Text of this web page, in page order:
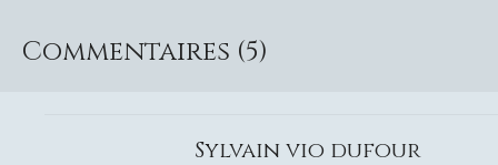
Commentaires (5)
Sylvain vio dufour